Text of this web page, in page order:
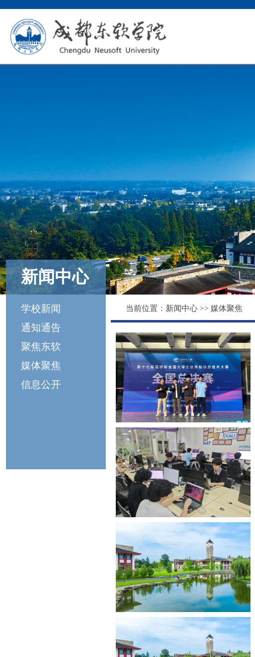
新闻中心
学校新闻
通知通告
聚焦东软
媒体聚焦
信息公开
当前位置： 新闻中心 >> 媒体聚焦